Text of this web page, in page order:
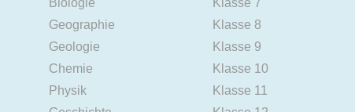
Biologie
Geographie
Geologie
Chemie
Physik
Klasse 7
Klasse 8
Klasse 9
Klasse 10
Klasse 11